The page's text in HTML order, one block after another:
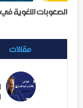
الصعوبات اللغوية في
مقالات